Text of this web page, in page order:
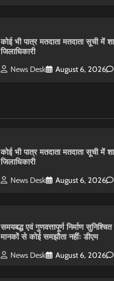
कोई भी पात्र मतदाता मतदाता सूची में
जिलाधिकारी
News Desk August 6, 2026
कोई भी पात्र मतदाता मतदाता सूची में
जिलाधिकारी
News Desk August 6, 2026
समयबद्ध एवं गुणवत्तापूर्ण निर्माण
मानकों से कोई समझौता नहींः डीएम
News Desk August 6, 2026